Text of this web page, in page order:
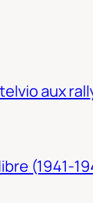
aux
(1941-